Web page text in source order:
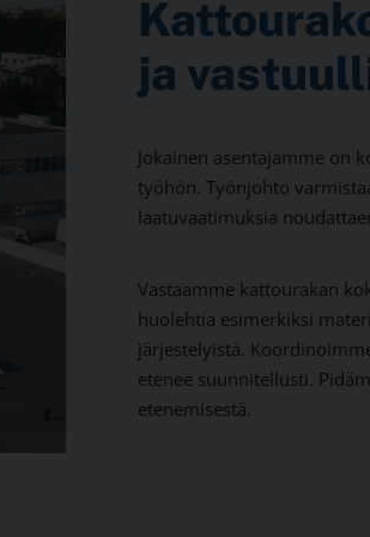
ja
Jokainen asentajamme on
työhön. Työnjohto
laatuvaatimuksia
Vastaamme kattourakan
huolehtia esimerkiksi
järjestelyistä.
etenee suunnitellusti.
etenemisestä.